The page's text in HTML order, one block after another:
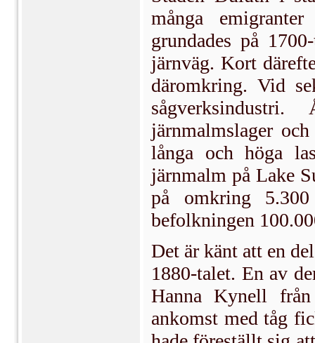
många
grundades på
järnväg. Kort
däromkring. Vid
järnmalmslager
långa och höga
järnmalm på Lake
på omkring
befolkningen
Det är känt att en
1880-talet. En av
Hanna Kynell
ankomst med tåg